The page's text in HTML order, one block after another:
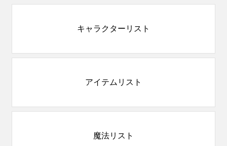
キャラクターリスト
アイテムリスト
魔法リスト